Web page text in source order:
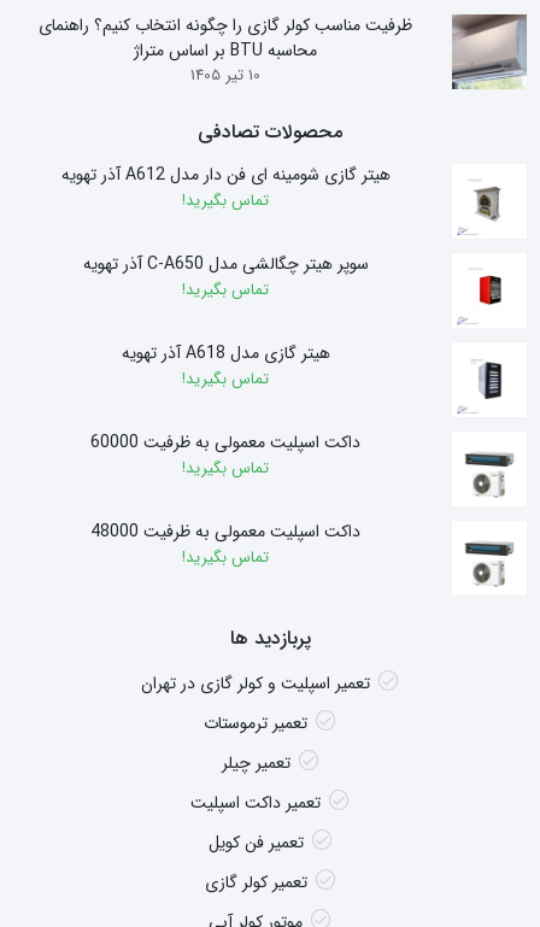
ظرفیت مناسب کولر گازی را چگونه انتخاب کنیم؟ راهنمای
محاسبه BTU بر اساس متراژ
10 تیر 1405
محصولات تصادفی
هیتر گازی شومینه ای فن دار مدل A612 آذر تهویه
تماس بگیرید!
سوپر هیتر چگالشی مدل C-A650 آذر تهویه
تماس بگیرید!
هیتر گازی مدل A618 آذر تهویه
تماس بگیرید!
داکت اسپلیت معمولی به ظرفیت 60000
تماس بگیرید!
داکت اسپلیت معمولی به ظرفیت 48000
تماس بگیرید!
پربازدید ها
تعمیر اسپلیت و کولر گازی در تهران
تعمیر ترموستات
تعمیر چیلر
تعمیر داکت اسپلیت
تعمیر فن کویل
تعمیر کولر گازی